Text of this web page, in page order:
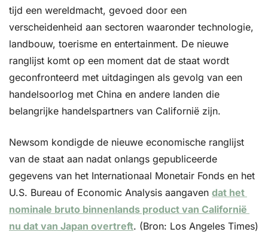
tijd een wereldmacht, gevoed door een
verscheidenheid aan sectoren waaronder technologie,
landbouw, toerisme en entertainment. De nieuwe
ranglijst komt op een moment dat de staat wordt
geconfronteerd met uitdagingen als gevolg van een
handelsoorlog met China en andere landen die
belangrijke handelspartners van Californië zijn.
Newsom kondigde de nieuwe economische ranglijst
van de staat aan nadat onlangs gepubliceerde
gegevens van het Internationaal Monetair Fonds en het
U.S. Bureau of Economic Analysis aangaven dat het
nominale bruto binnenlands product van Californië
nu dat van Japan overtreft. (Bron: Los Angeles Times)